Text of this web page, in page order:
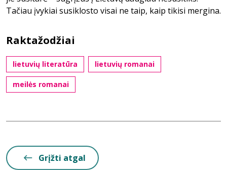
Tačiau įvykiai susiklosto visai ne taip, kaip tikisi mergina.
Raktažodžiai
lietuvių literatūra lietuvių romanai
meilės romanai
Grįžti atgal